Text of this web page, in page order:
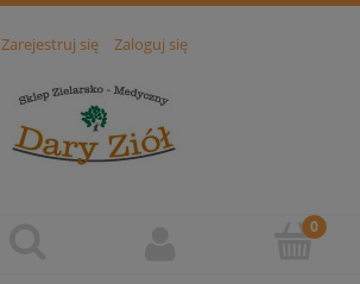
Zarejestruj się Zaloguj się